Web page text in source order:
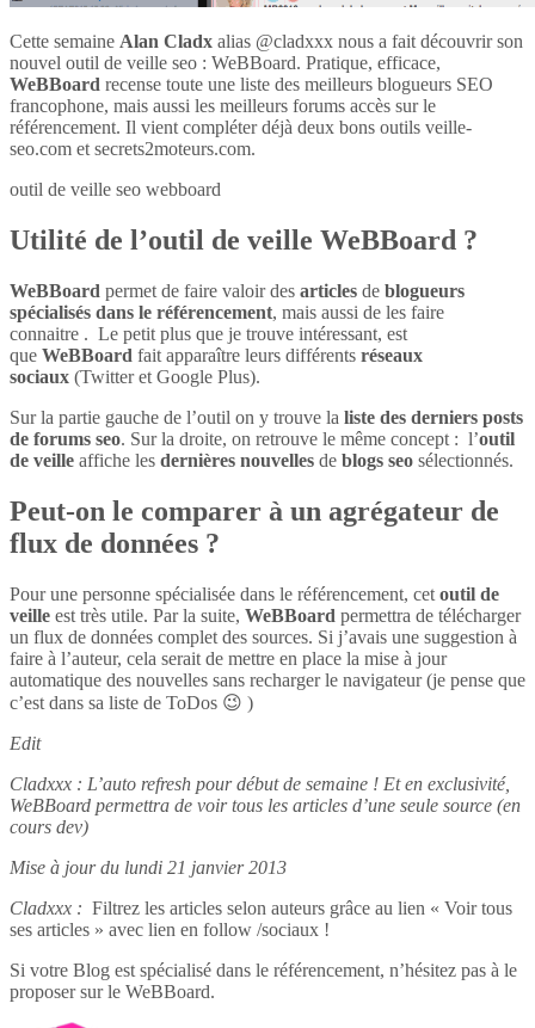
Cette semaine Alan Cladx alias @cladxxx nous a fait découvrir son
nouvel outil de veille seo : WeBBoard. Pratique, efficace,
WeBBoard recense toute une liste des meilleurs blogueurs SEO
francophone, mais aussi les meilleurs forums accès sur le
référencement. Il vient compléter déjà deux bons outils veille-
seo.com et secrets2moteurs.com.
outil de veille seo webboard
Utilité de l’outil de veille WeBBoard ?
WeBBoard permet de faire valoir des articles de blogueurs
spécialisés dans le référencement, mais aussi de les faire
connaitre . Le petit plus que je trouve intéressant, est
que WeBBoard fait apparaître leurs différents réseaux
sociaux (Twitter et Google Plus).
Sur la partie gauche de l’outil on y trouve la liste des derniers posts
de forums seo. Sur la droite, on retrouve le même concept : l’outil
de veille affiche les dernières nouvelles de blogs seo sélectionnés.
Peut-on le comparer à un agrégateur de
flux de données ?
Pour une personne spécialisée dans le référencement, cet outil de
veille est très utile. Par la suite, WeBBoard permettra de télécharger
un flux de données complet des sources. Si j’avais une suggestion à
faire à l’auteur, cela serait de mettre en place la mise à jour
automatique des nouvelles sans recharger le navigateur (je pense que
c’est dans sa liste de ToDos 😉 )
Edit
Cladxxx : L’auto refresh pour début de semaine ! Et en exclusivité,
WeBBoard permettra de voir tous les articles d’une seule source (en
cours dev)
Mise à jour du lundi 21 janvier 2013
Cladxxx : Filtrez les articles selon auteurs grâce au lien « Voir tous
ses articles » avec lien en follow /sociaux !
Si votre Blog est spécialisé dans le référencement, n’hésitez pas à le
proposer sur le WeBBoard.